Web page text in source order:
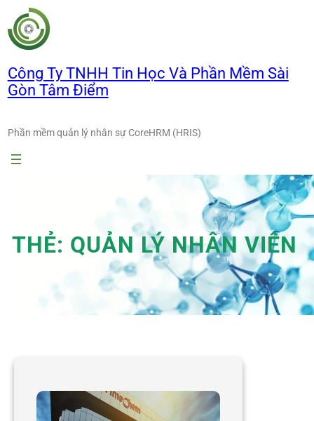
Chuyển
đến
phần
dung
Công Ty TNHH Tin Học Và Phần Mềm Sài
Gòn Tâm Điểm
Phần mềm quản lý nhân sự CoreHRM (HRIS)
THẺ: QUẢN LÝ NHÂN VIÊN